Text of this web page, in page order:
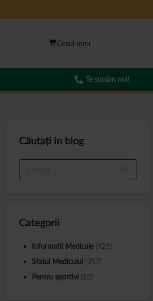
Te sunăm noi!
Căutați in blog
Categorii
Informatii Medicale (425)
Sfatul Medicului (357)
Pentru sportivi (23)